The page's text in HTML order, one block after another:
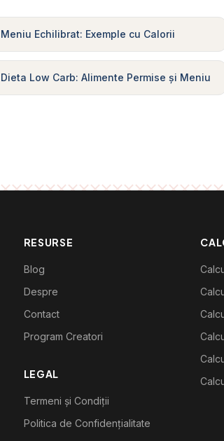
Meniu Echilibrat: Exemple cu Calorii
Dieta Low Carb: Alimente Permise și Meniu
RESURSE
Blog
Despre
Contact
Program Creatori
LEGAL
Termeni și Condiții
Politica de Confidențialitate